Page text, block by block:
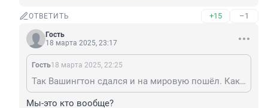
ОТВЕТИТЬ +15 –1
Гость
18 марта 2025, 23:17
Гость18 марта 2025, 22:25
Так Вашингтон сдался и на мировую пошёл. Как ты мне по теме, братан. Мы снисходительны.
Мы-это кто вообще?